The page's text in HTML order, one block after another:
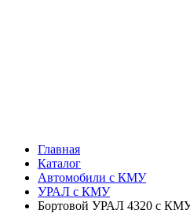
Главная
Каталог
Автомобили с КМУ
УРАЛ с КМУ
Бортовой УРАЛ 4320 с